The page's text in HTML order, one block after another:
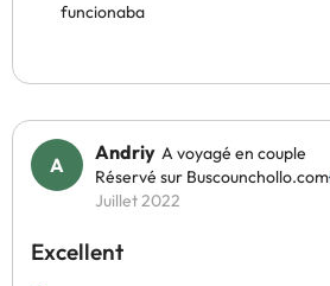
funcionaba
Andriy A voyagé en couple
Réservé sur Buscounchollo.com
Juillet 2022
Excellent